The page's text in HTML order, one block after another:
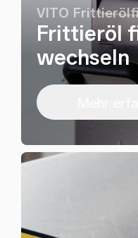
VITO
Frittieröl
wechseln